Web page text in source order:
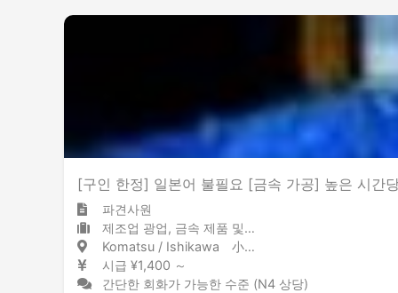
[구인 한정] 일본어 불필요 [금속 가공] 높은 시간
파견사원
제조업 광업, 금속 제품 및 강철
Komatsu / Ishikawa 小松 / 石川県
시급 ¥1,400 ～
간단한 회화가 가능한 수준 (N4 상당)